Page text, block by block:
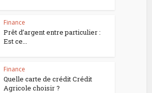
Finance
Prêt d’argent entre particulier :
Est ce...
Finance
Quelle carte de crédit Crédit
Agricole choisir ?